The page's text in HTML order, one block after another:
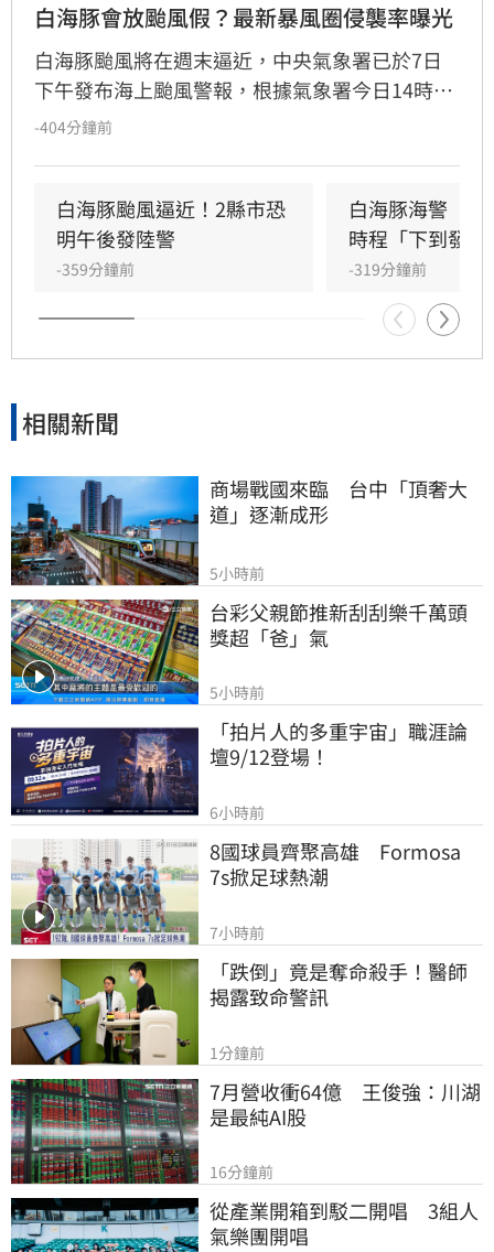
白海豚會放颱風假？最新暴風圈侵襲率曝光
白海豚颱風將在週末逼近，中央氣象署已於7日
下午發布海上颱風警報，根據氣象署今日14時暴
風圈侵襲機率，目前機率最高的是連江縣達
-404分鐘前
白海豚颱風逼近！2縣市恐
明午後發陸警
-359分鐘前
白海豚海警　
時程「下到發紫
-319分鐘前
相關新聞
商場戰國來臨　台中「頂奢大
道」逐漸成形
5小時前
台彩父親節推新刮刮樂千萬頭
獎超「爸」氣
5小時前
「拍片人的多重宇宙」職涯論
壇9/12登場！
6小時前
8國球員齊聚高雄　Formosa
7s掀足球熱潮
7小時前
「跌倒」竟是奪命殺手！醫師
揭露致命警訊
1分鐘前
7月營收衝64億　王俊強：川湖
是最純AI股
16分鐘前
從產業開箱到駁二開唱　3組人
氣樂團開唱